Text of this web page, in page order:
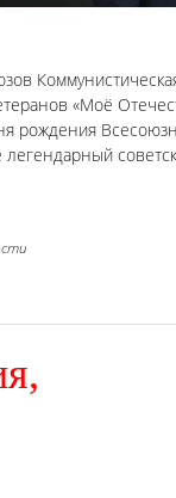
«Моё
рождения